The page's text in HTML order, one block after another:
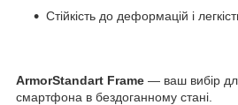
Стійкість до деформацій і
ArmorStandart Frame — ваш вибір
смартфона в бездоганному стані.